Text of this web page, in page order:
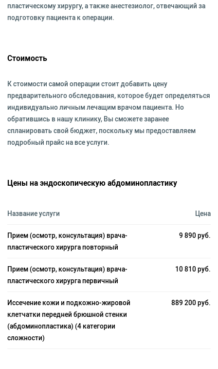
пластическому хирургу, а также анестезиолог, отвечающий за
подготовку пациента к операции.
Стоимость
К стоимости самой операции стоит добавить цену
предварительного обследования, которое будет определяться
индивидуально личным лечащим врачом пациента. Но
обратившись в нашу клинику, Вы сможете заранее
спланировать свой бюджет, поскольку мы предоставляем
подробный прайс на все услуги.
Цены на эндоскопическую абдоминопластику
Название услуги Цена
Прием (осмотр, консультация) врача-
пластического хирурга повторный
9 890 руб.
Прием (осмотр, консультация) врача-
пластического хирурга первичный
10 810 руб.
Иссечение кожи и подкожно-жировой
клетчатки передней брюшной стенки
(абдоминопластика) (4 категории
сложности)
889 200 руб.